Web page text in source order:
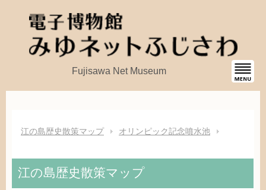
Fujisawa Net Museum
江の島歴史散策マップ オリンピック記念噴水池
江の島歴史散策マップ